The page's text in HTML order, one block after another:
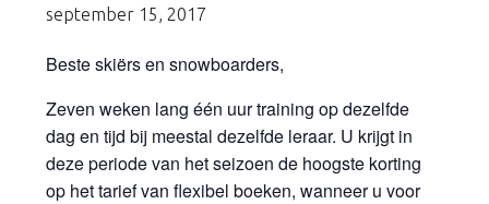
september 15, 2017
Beste skiërs en snowboarders,
Zeven weken lang één uur training op dezelfde
dag en tijd bij meestal dezelfde leraar. U krijgt in
deze periode van het seizoen de hoogste korting
op het tarief van flexibel boeken, wanneer u voor